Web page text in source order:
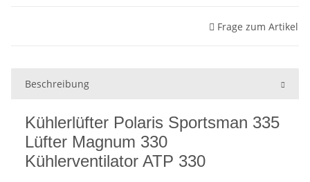
Frage zum Artikel
Beschreibung
Kühlerlüfter Polaris Sportsman 335
Lüfter Magnum 330
Kühlerventilator ATP 330